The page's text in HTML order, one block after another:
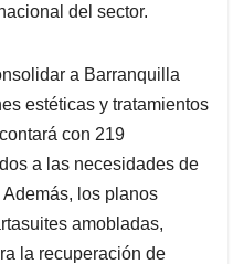
del sector.
a Barranquilla
estéticas y tratamientos
con 219
a las necesidades de
los planos
amobladas,
la recuperación de